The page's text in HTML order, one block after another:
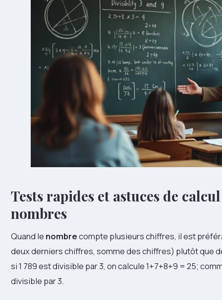
Tests rapides et astuces de
nombres
Quand le nombrecompte plusieurs chiffres, il est
deux derniers chiffres, somme des chiffres) plutôt que
si 1 789 est divisible par 3, on calcule 1+7+8+9 = 25;
divisible par 3.